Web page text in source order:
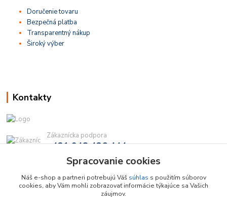
Doručenie tovaru
Bezpečná platba
Transparentný nákup
Široký výber
Kontakty
Zákaznícka podpora
+421 948 436 444
(Po-Pia, 9-16 hod.)
info@najdielna.sk
Spracovanie cookies
Náš e-shop a partneri potrebujú Váš súhlas s použitím súborov
cookies, aby Vám mohli zobrazovať informácie týkajúce sa Vašich
záujmov.